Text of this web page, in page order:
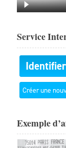
Service
Créer une
Exemple